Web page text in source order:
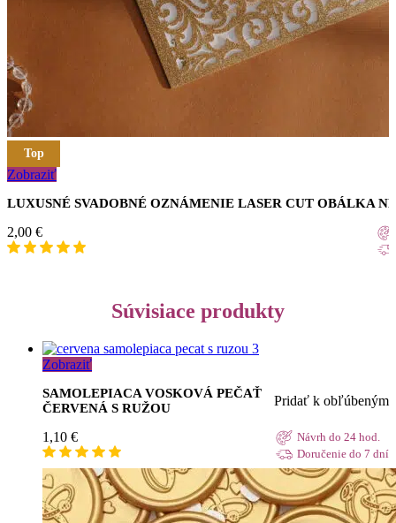
Top
Zobraziť
LUXUSNÉ SVADOBNÉ OZNÁMENIE LASER CUT OBÁLKA
2,00 €
Súvisiace produkty
Zobraziť
SAMOLEPIACA VOSKOVÁ PEČAŤ
ČERVENÁ S RUŽOU
Pridať k obľúbeným
1,10 €
Návrh do 24 hod.
Doručenie do 7 dní